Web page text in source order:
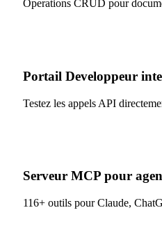
Operations CRUD pour
Portail Developpeur
Testez les appels API
Serveur MCP pour
116+ outils pour Claude,